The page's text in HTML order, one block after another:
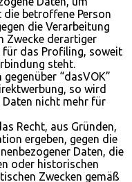
betroffene Person
die Verarbeitung
Zwecke derartiger
für das Profiling, soweit
steht.
“dasVOK”
so wird
Daten nicht mehr für
Recht, aus Gründen,
ergeben, gegen die
Daten, die
oder historischen
Zwecken gemäß